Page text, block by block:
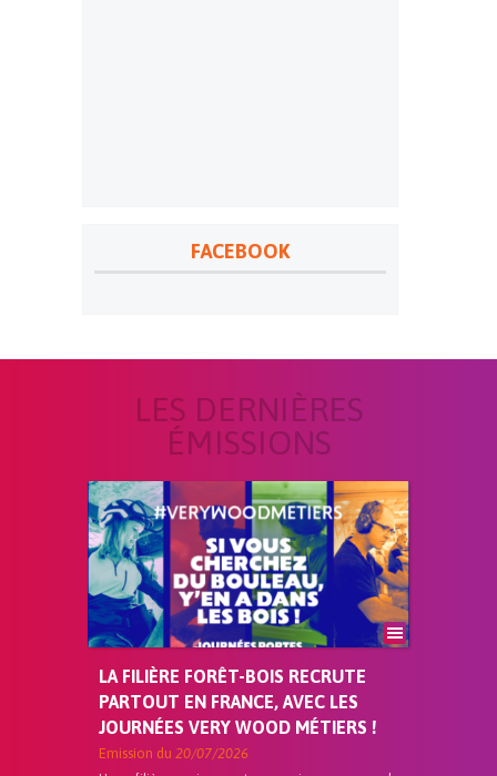
FACEBOOK
LES DERNIÈRES
ÉMISSIONS
LA FILIÈRE FORÊT-BOIS RECRUTE
PARTOUT EN FRANCE, AVEC LES
JOURNÉES VERY WOOD MÉTIERS !
Emission du 20/07/2026